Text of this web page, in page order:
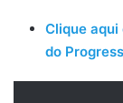
Clique aqui
do